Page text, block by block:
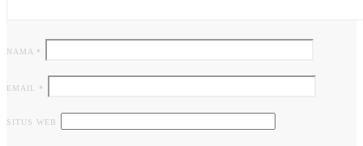
NAMA *
EMAIL *
SITUS WEB